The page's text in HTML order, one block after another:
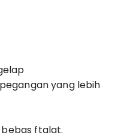
yang lebih
ftalat.